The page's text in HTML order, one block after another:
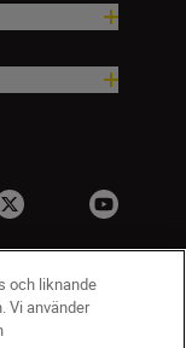
och liknande
Vi använder